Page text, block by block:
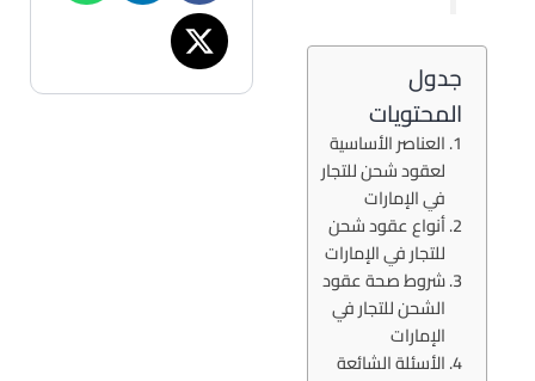
جدول
المحتويات
العناصر الأساسية
لعقود شحن للتجار
في الإمارات
أنواع عقود شحن
للتجار في الإمارات
شروط صحة عقود
الشحن للتجار في
الإمارات
الأسئلة الشائعة